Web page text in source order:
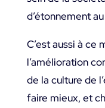
d’étonnement
C’est aussi à ce
l’amélioration
de la culture de
faire mieux, et